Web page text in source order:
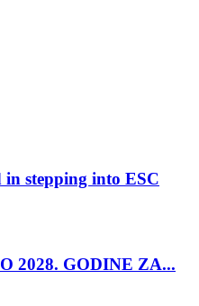
in stepping into ESC
2028. GODINE ZA...